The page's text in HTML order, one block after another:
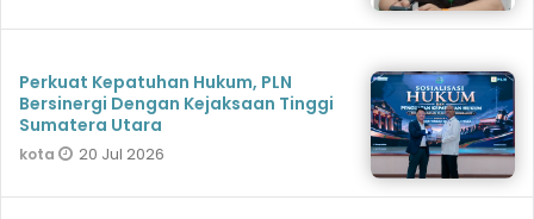
Perkuat Kepatuhan Hukum, PLN
Bersinergi Dengan Kejaksaan Tinggi
Sumatera Utara
kota 20 Jul 2026